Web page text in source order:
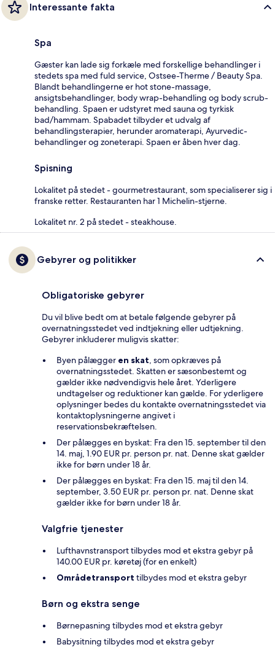
Interessante fakta
Spa
Gæster kan lade sig forkæle med forskellige behandlinger i
stedets spa med fuld service, Ostsee-Therme / Beauty Spa.
Blandt behandlingerne er hot stone-massage,
ansigtsbehandlinger, body wrap-behandling og body scrub-
behandling. Spaen er udstyret med sauna og tyrkisk
bad/hammam. Spabadet tilbyder et udvalg af
behandlingsterapier, herunder aromaterapi, Ayurvedic-
behandlinger og zoneterapi. Spaen er åben hver dag.
Spisning
Lokalitet på stedet - gourmetrestaurant, som specialiserer sig i
franske retter. Restauranten har 1 Michelin-stjerne.
Lokalitet nr. 2 på stedet - steakhouse.
Gebyrer og politikker
Obligatoriske gebyrer
Du vil blive bedt om at betale følgende gebyrer på
overnatningsstedet ved indtjekning eller udtjekning.
Gebyrer inkluderer muligvis skatter:
Byen pålægger en skat, som opkræves på
overnatningsstedet. Skatten er sæsonbestemt og
gælder ikke nødvendigvis hele året. Yderligere
undtagelser og reduktioner kan gælde. For yderligere
oplysninger bedes du kontakte overnatningsstedet via
kontaktoplysningerne angivet i
reservationsbekræftelsen.
Der pålægges en byskat: Fra den 15. september til den
14. maj, 1.90 EUR pr. person pr. nat. Denne skat gælder
ikke for børn under 18 år.
Der pålægges en byskat: Fra den 15. maj til den 14.
september, 3.50 EUR pr. person pr. nat. Denne skat
gælder ikke for børn under 18 år.
Valgfrie tjenester
Lufthavnstransport tilbydes mod et ekstra gebyr på
140.00 EUR pr. køretøj (for en enkelt)
Områdetransport tilbydes mod et ekstra gebyr
Børn og ekstra senge
Børnepasning tilbydes mod et ekstra gebyr
Babysitning tilbydes mod et ekstra gebyr